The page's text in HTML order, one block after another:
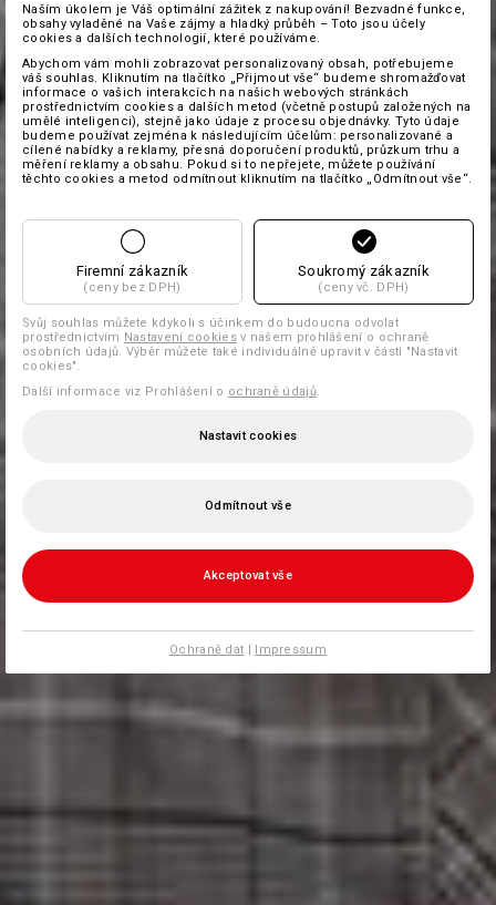
Naším úkolem je Váš optimální zážitek z nakupování! Bezvadné funkce,
obsahy vyladěné na Vaše zájmy a hladký průběh – Toto jsou účely
cookies a dalších technologií, které používáme.
Abychom vám mohli zobrazovat personalizovaný obsah, potřebujeme
váš souhlas. Kliknutím na tlačítko „Přijmout vše“ budeme shromažďovat
informace o vašich interakcích na našich webových stránkách
prostřednictvím cookies a dalších metod (včetně postupů založených na
umělé inteligenci), stejně jako údaje z procesu objednávky. Tyto údaje
budeme používat zejména k následujícím účelům: personalizované a
cílené nabídky a reklamy, přesná doporučení produktů, průzkum trhu a
měření reklamy a obsahu. Pokud si to nepřejete, můžete používání
těchto cookies a metod odmítnout kliknutím na tlačítko „Odmítnout vše“.
Firemní zákazník
(ceny bez DPH)
Soukromý zákazník
(ceny vč. DPH)
Svůj souhlas můžete kdykoli s účinkem do budoucna odvolat
prostřednictvím Nastavení cookiesv našem prohlášení o ochraně
osobních údajů. Výběr můžete také individuálně upravit v části "Nastavit
cookies".
Další informace viz Prohlášení o ochraně údajů.
Nastavit cookies
Odmítnout vše
Akceptovat vše
Ochraně dat | Impressum